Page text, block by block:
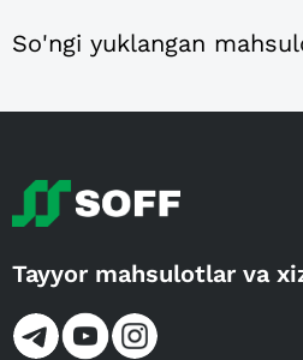
So'ngi yuklangan
Tayyor mahsulotlar va